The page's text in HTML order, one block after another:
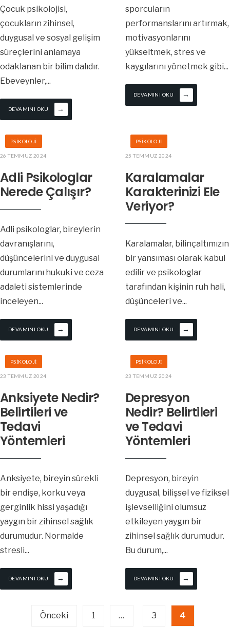
Çocuk psikolojisi,
çocukların zihinsel,
duygusal ve sosyal gelişim
süreçlerini anlamaya
odaklanan bir bilim dalıdır.
Ebeveynler,...
DEVAMINI OKU →
sporcuların
performanslarını artırmak,
motivasyonlarını
yükseltmek, stres ve
kaygılarını yönetmek gibi...
DEVAMINI OKU →
PSIKOLOJI
26 TEMMUZ 2024
Adli Psikologlar
Nerede Çalışır?
Adli psikologlar, bireylerin
davranışlarını,
düşüncelerini ve duygusal
durumlarını hukuki ve ceza
adaleti sistemlerinde
inceleyen...
DEVAMINI OKU →
PSIKOLOJI
25 TEMMUZ 2024
Karalamalar
Karakterinizi Ele
Veriyor?
Karalamalar, bilinçaltımızın
bir yansıması olarak kabul
edilir ve psikologlar
tarafından kişinin ruh hali,
düşünceleri ve...
DEVAMINI OKU →
PSIKOLOJI
23 TEMMUZ 2024
Anksiyete Nedir?
Belirtileri ve
Tedavi
Yöntemleri
Anksiyete, bireyin sürekli
bir endişe, korku veya
gerginlik hissi yaşadığı
yaygın bir zihinsel sağlık
durumudur. Normalde
stresli...
DEVAMINI OKU →
PSIKOLOJI
23 TEMMUZ 2024
Depresyon
Nedir? Belirtileri
ve Tedavi
Yöntemleri
Depresyon, bireyin
duygusal, bilişsel ve fiziksel
işlevselliğini olumsuz
etkileyen yaygın bir
zihinsel sağlık durumudur.
Bu durum,...
DEVAMINI OKU →
Önceki 1 … 3 4